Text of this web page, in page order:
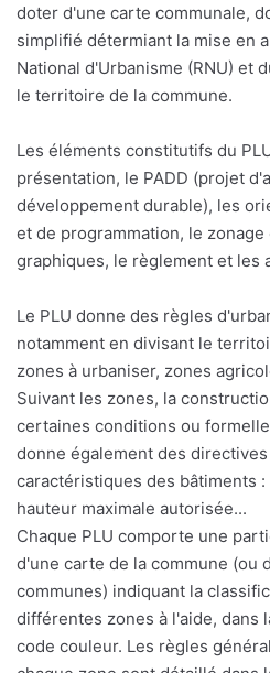
doter d'une carte communale,
simplifié détermiant la mise en
National d'Urbanisme (RNU) et
le territoire de la commune.
Les éléments constitutifs du
présentation, le PADD (projet
développement durable), les
et de programmation, le
graphiques, le règlement et les
Le PLU donne des règles
notamment en divisant le
zones à urbaniser, zones
Suivant les zones, la
certaines conditions ou
donne également des
caractéristiques des bâtiments
hauteur maximale autorisée...
Chaque PLU comporte une
d'une carte de la commune (ou
communes) indiquant la
différentes zones à l'aide, dans
code couleur. Les règles